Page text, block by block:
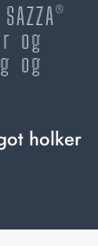
og
og
holker